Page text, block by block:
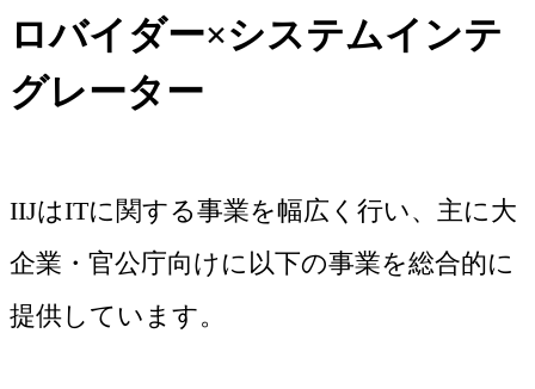
ロバイダー×システムインテ
グレーター
IIJはITに関する事業を幅広く行い、主に大
企業・官公庁向けに以下の事業を総合的に
提供しています。